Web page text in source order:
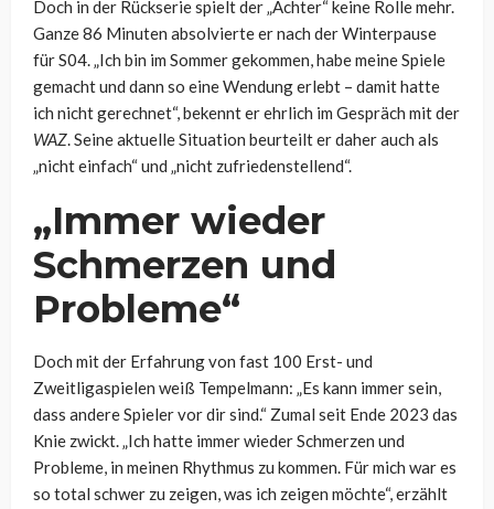
Doch in der Rückserie spielt der „Achter“ keine Rolle mehr.
Ganze 86 Minuten absolvierte er nach der Winterpause
für S04. „Ich bin im Sommer gekommen, habe meine Spiele
gemacht und dann so eine Wendung erlebt – damit hatte
ich nicht gerechnet“, bekennt er ehrlich im Gespräch mit der
WAZ. Seine aktuelle Situation beurteilt er daher auch als
„nicht einfach“ und „nicht zufriedenstellend“.
„Immer wieder
Schmerzen und
Probleme“
Doch mit der Erfahrung von fast 100 Erst- und
Zweitligaspielen weiß Tempelmann: „Es kann immer sein,
dass andere Spieler vor dir sind.“ Zumal seit Ende 2023 das
Knie zwickt. „Ich hatte immer wieder Schmerzen und
Probleme, in meinen Rhythmus zu kommen. Für mich war es
so total schwer zu zeigen, was ich zeigen möchte“, erzählt